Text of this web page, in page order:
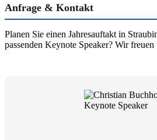
Anfrage & Kontakt
Planen Sie einen Jahresauftakt in
passenden Keynote Speaker? Wir